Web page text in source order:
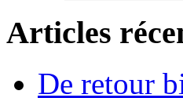
Articles
De retour